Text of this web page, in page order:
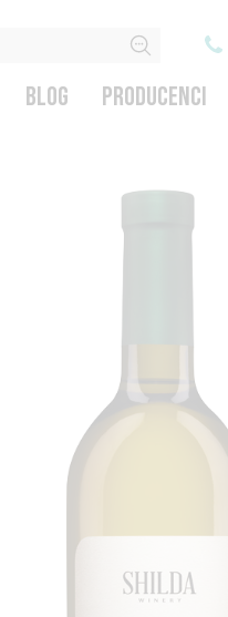
BLOG PRODUCENCI